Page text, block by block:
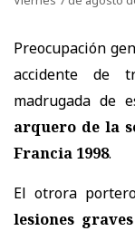
Preocupación
accidente de
madrugada de
arquero de la
Francia 1998.
El otrora
lesiones